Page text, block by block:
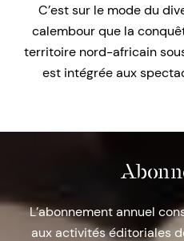
C’est sur le mode du
calembour que la
territoire nord-africain
est intégrée aux
L’abonnement annuel
aux activités éditoriales